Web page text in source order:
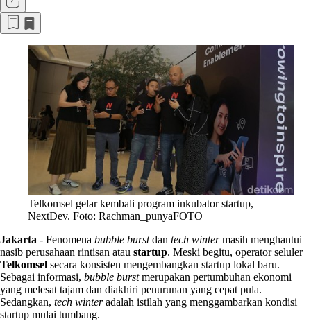
Telkomsel gelar kembali program inkubator startup,
NextDev. Foto: Rachman_punyaFOTO
Jakarta - Fenomena bubble burstdan tech wintermasih menghantui
nasib perusahaan rintisan atau startup. Meski begitu, operator seluler
Telkomsel secara konsisten mengembangkan startup lokal baru.
Sebagai informasi, bubble burstmerupakan pertumbuhan ekonomi
yang melesat tajam dan diakhiri penurunan yang cepat pula.
Sedangkan, tech winteradalah istilah yang menggambarkan kondisi
startup mulai tumbang.